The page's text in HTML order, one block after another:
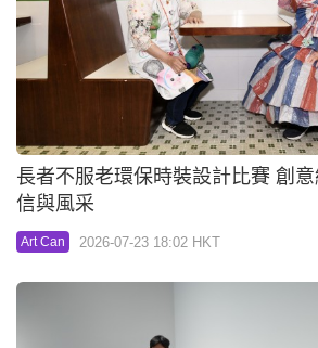
長者不服老環保時裝設計比賽 創
信與風采
Art Can 2026-07-23 18:02 HKT